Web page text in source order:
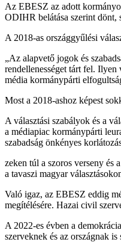
Az EBESZ az adott
ODIHR belátása szerint dönt,
A 2018-as országgyűlési
„Az alapvető jogok és
rendellenességet tárt fel.
média kormánypárti
Most a 2018-ashoz képest
A választási szabályok és a
a médiapiac kormánypárti
szabadság önkényes
zeken túl a szoros verseny és
a tavaszi magyar
Való igaz, az EBESZ eddig
megítélésére. Hazai civil
A 2022-es évben a
szerveknek és az országnak is